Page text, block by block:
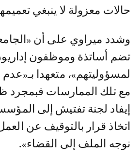
حالات معزولة لا ينبغي
وشدد ميراوي على أن
تضم أساتذة وموظفون
لمسؤوليتهم»، متعهدا
مع تلك الممارسات فبمجرد
إيفاد لجنة تفتيش إلى
اتخاذ قرار بالتوقيف عن
نوجه الملف إلى القضاء».